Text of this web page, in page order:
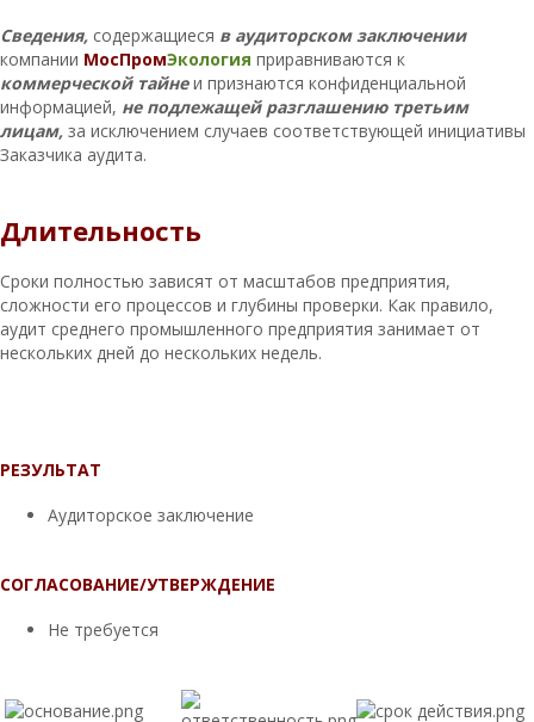
Сведения, содержащиеся в аудиторском заключении
компании МосПромЭкология приравниваются к
коммерческой тайнеи признаются конфиденциальной
информацией, не подлежащей разглашению третьим
лицам, за исключением случаев соответствующей инициативы
Заказчика аудита.
Длительность
Сроки полностью зависят от масштабов предприятия,
сложности его процессов и глубины проверки. Как правило,
аудит среднего промышленного предприятия занимает от
нескольких дней до нескольких недель.
РЕЗУЛЬТАТ
Аудиторское заключение
СОГЛАСОВАНИЕ/УТВЕРЖДЕНИЕ
Не требуется